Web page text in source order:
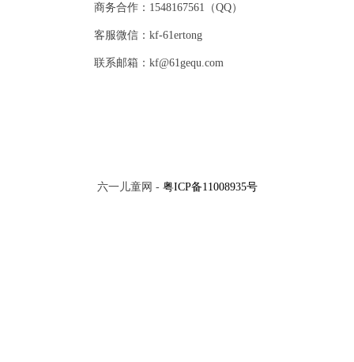
商务合作：1548167561（QQ）
客服微信：kf-61ertong
联系邮箱：kf@61gequ.com
六一儿童网 - 粤ICP备11008935号